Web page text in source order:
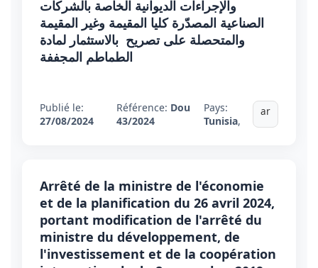
والإجراءات الديوانية الخاصة بالشركات
الصناعية المصدّرة كليا المقيمة وغير المقيمة
والمتحصلة على تصريح بالاستثمار لمادة
الطماطم المجففة
Publié le:
27/08/2024
Référence: Dou
43/2024
Pays:
Tunisia,
ar
Arrêté de la ministre de l'économie
et de la planification du 26 avril 2024,
portant modification de l'arrêté du
ministre du développement, de
l'investissement et de la coopération